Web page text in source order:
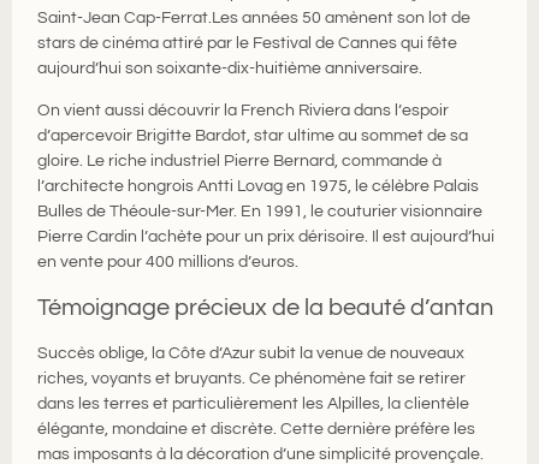
Saint-Jean Cap-Ferrat.Les années 50 amènent son lot de
stars de cinéma attiré par le Festival de Cannes qui fête
aujourd’hui son soixante-dix-huitième anniversaire.
On vient aussi découvrir la French Riviera dans l’espoir
d’apercevoir Brigitte Bardot, star ultime au sommet de sa
gloire. Le riche industriel Pierre Bernard, commande à
l’architecte hongrois Antti Lovag en 1975, le célèbre Palais
Bulles de Théoule-sur-Mer. En 1991, le couturier visionnaire
Pierre Cardin l’achète pour un prix dérisoire. Il est aujourd’hui
en vente pour 400 millions d’euros.
Témoignage précieux de la beauté d’antan
Succès oblige, la Côte d’Azur subit la venue de nouveaux
riches, voyants et bruyants. Ce phénomène fait se retirer
dans les terres et particulièrement les Alpilles, la clientèle
élégante, mondaine et discrète. Cette dernière préfère les
mas imposants à la décoration d’une simplicité provençale.